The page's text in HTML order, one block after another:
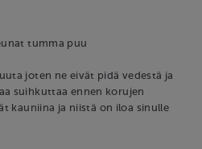
tumma puu
joten ne eivät pidä vedestä ja
suihkuttaa ennen korujen
kauniina ja niistä on iloa sinulle